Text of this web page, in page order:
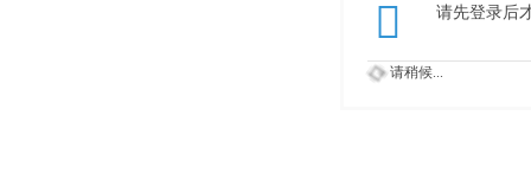
请先登录后
请稍候...